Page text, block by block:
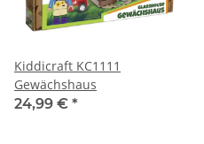
Kiddicraft KC1111
Gewächshaus
24,99 € *